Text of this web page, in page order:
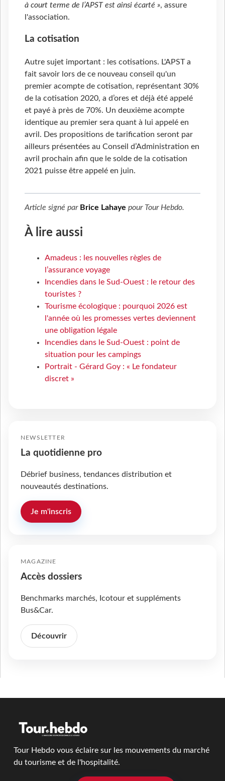
à court terme de l’APST est ainsi écarté », assure
l'association.
La cotisation
Autre sujet important : les cotisations. L'APST a
fait savoir lors de ce nouveau conseil qu'un
premier acompte de cotisation, représentant 30%
de la cotisation 2020, a d’ores et déjà été appelé
et payé à près de 70%. Un deuxième acompte
identique au premier sera quant à lui appelé en
avril. Des propositions de tarification seront par
ailleurs présentées au Conseil d’Administration en
avril prochain afin que le solde de la cotisation
2021 puisse être appelé en juin.
Article signé par Brice Lahaye pour Tour Hebdo.
À lire aussi
Amadeus : les nouvelles règles de
l’assurance voyage
Incendies dans le Sud-Ouest : le retour des
touristes ?
Tourisme écologique : pourquoi 2026 est
l'année où les promesses vertes deviennent
une obligation légale
Incendies dans le Sud-Ouest : point de
situation pour les campings
Portrait - Gérard Goy : « Le fondateur
discret »
NEWSLETTER
La quotidienne pro
Débrief business, tendances distribution et
nouveautés destinations.
Je m'inscris
MAGAZINE
Accès dossiers
Benchmarks marchés, Icotour et suppléments
Bus&Car.
Découvrir
Tour Hebdo vous éclaire sur les mouvements du marché
du tourisme et de l'hospitalité.